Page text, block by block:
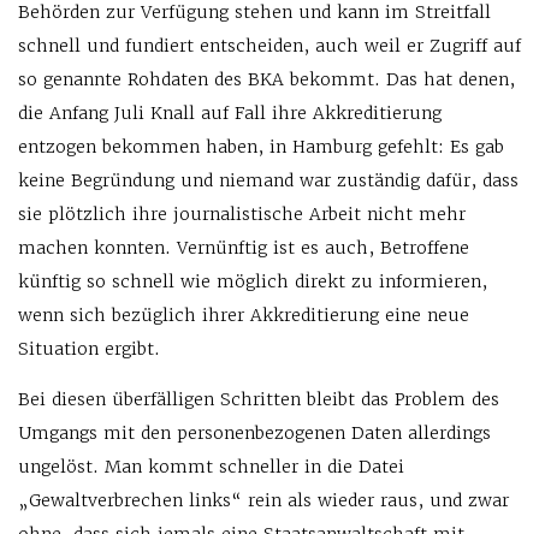
Behörden zur Verfügung stehen und kann im Streitfall
schnell und fundiert entscheiden, auch weil er Zugriff auf
so genannte Rohdaten des BKA bekommt. Das hat denen,
die Anfang Juli Knall auf Fall ihre Akkreditierung
entzogen bekommen haben, in Hamburg gefehlt: Es gab
keine Begründung und niemand war zuständig dafür, dass
sie plötzlich ihre journalistische Arbeit nicht mehr
machen konnten. Vernünftig ist es auch, Betroffene
künftig so schnell wie möglich direkt zu informieren,
wenn sich bezüglich ihrer Akkreditierung eine neue
Situation ergibt.
Bei diesen überfälligen Schritten bleibt das Problem des
Umgangs mit den personenbezogenen Daten allerdings
ungelöst. Man kommt schneller in die Datei
„Gewaltverbrechen links“ rein als wieder raus, und zwar